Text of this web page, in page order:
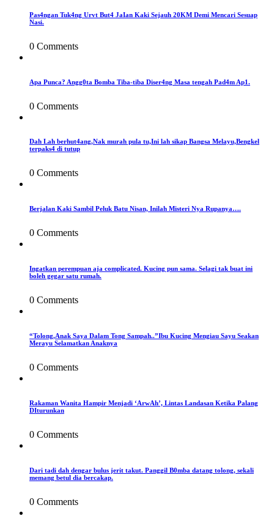
Pas4ngan Tuk4ng Urvt But4 JaIan Kaki Sejauh 20KM Demi Mencari Sesuap
Nasi.
0 Comments
Apa Punca? Angg0ta Bomba Tiba-tiba Diser4ng Masa tengah Pad4m Ap1.
0 Comments
Dah Lah berhut4ang,Nak murah pula tu,Ini lah sikap Bangsa Melayu,Bengkel
terpaks4 di tutup
0 Comments
Berjalan Kaki Sambil Peluk Batu Nisan, Inilah Misteri Nya Rupanya….
0 Comments
Ingatkan perempuan aja complicated. Kucing pun sama. Selagi tak buat ini
boleh gegar satu rumah.
0 Comments
“Tolong,Anak Saya Dalam Tong Sampah..”Ibu Kucing Mengiau Sayu Seakan
Merayu Selamatkan Anaknya
0 Comments
Rakaman Wanita Hampir Menjadi ‘ArwAh’, Lintas Landasan Ketika Palang
DIturunkan
0 Comments
Dari tadi dah dengar bulus jerit takut. Panggil B0mba datang tolong, sekali
memang betul dia bercakap.
0 Comments